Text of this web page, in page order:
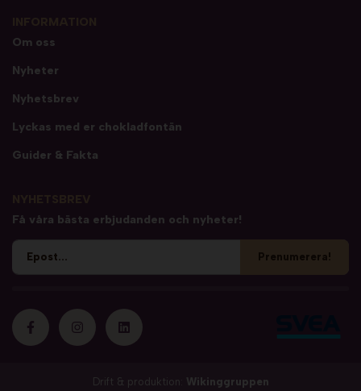
Om oss
Nyheter
Nyhetsbrev
Lyckas med er chokladfontän
Guider & Fakta
Få våra bästa erbjudanden och nyheter!
Prenumerera!
Drift & produktion: Wikinggruppen